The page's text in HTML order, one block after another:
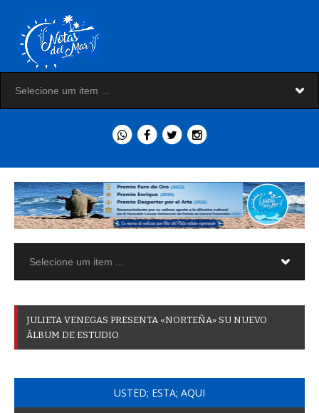
ACTIVIDADES PAR A CONMEMOR_
USTED; ESTA; AQUI
Início→Notícias→DANZA